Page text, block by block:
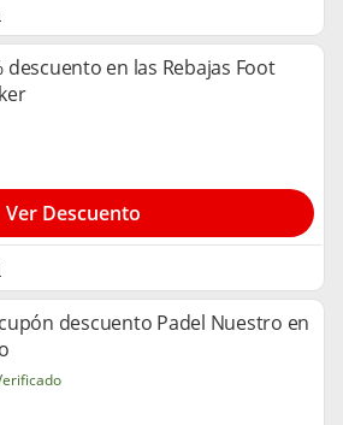
descuento en las Rebajas Foot
Ver Descuento
descuento Padel Nuestro en